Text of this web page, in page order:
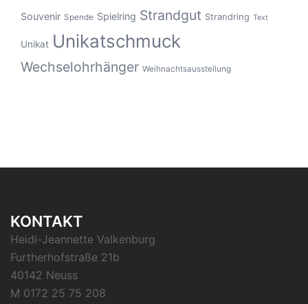
Souvenir Spende Spielring Strandgut Strandring Text
Unikat Unikatschmuck
Wechselohrhänger Weihnachtsausstellung
KONTAKT
Heidi-Jeannette Valkenburg
Furtherhofstraße 21b
40142 Neuss
M 0172 25 75 208